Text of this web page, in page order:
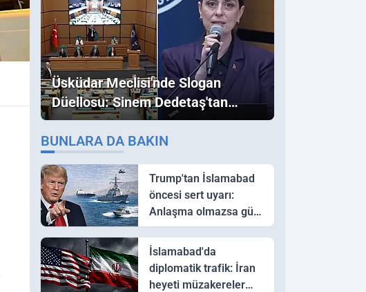
Üsküdar Meclisi'nde Slogan
Düellosu: Sinem Dedetaş'tan
Ezber Bozan "Erdoğan" ve
"İmamoğlu" Çıkışı!
BUNLARA DA BAKIN
Trump'tan İslamabad
öncesi sert uyarı:
Anlaşma olmazsa güç
kullanırız
İslamabad'da
diplomatik trafik: İran
heyeti müzakereler